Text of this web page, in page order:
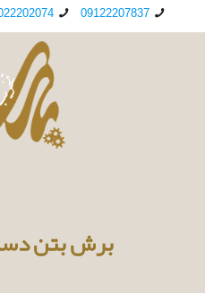
09122207837
برش بتن